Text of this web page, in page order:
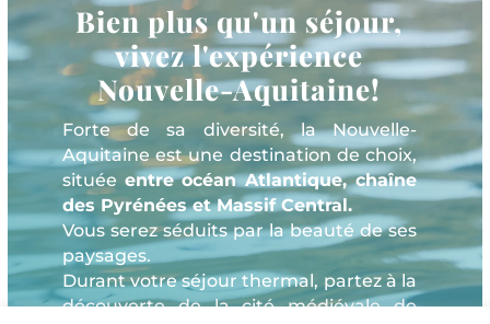
Bien plus qu'un séjour,
vivez l'expérience
Nouvelle-Aquitaine!
Forte de sa diversité, la Nouvelle-
Aquitaine est une destination de choix,
située entre océan Atlantique, chaîne
des Pyrénées et Massif Central.
Vous serez séduits par la beauté de ses
paysages.
Durant votre séjour thermal, partez à la
découverte de la cité médiévale de